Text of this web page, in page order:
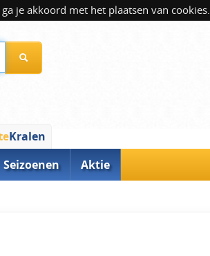
je akkoord met het plaatsen van cookies.
Kralen
Seizoenen Aktie